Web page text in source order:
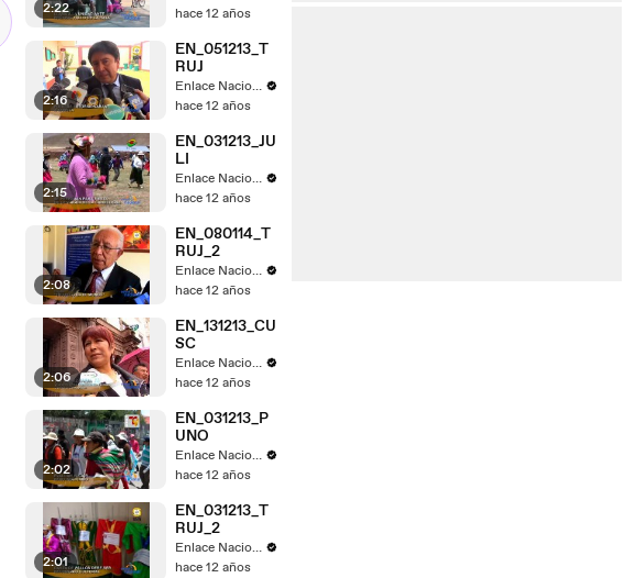
2:22
hace 12 años
2:16
EN_051213_T
RUJ
Enlace Nacional
hace 12 años
2:15
EN_031213_JU
LI
Enlace Nacional
hace 12 años
2:08
EN_080114_T
RUJ_2
Enlace Nacional
hace 12 años
2:06
EN_131213_CU
SC
Enlace Nacional
hace 12 años
2:02
EN_031213_P
UNO
Enlace Nacional
hace 12 años
2:01
EN_031213_T
RUJ_2
Enlace Nacional
hace 12 años